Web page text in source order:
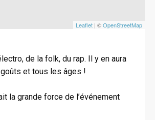
Leaflet | ©OpenStreetMap
de la folk, du rap. Il y en aura
et tous les âges !
la grande force de l’événement